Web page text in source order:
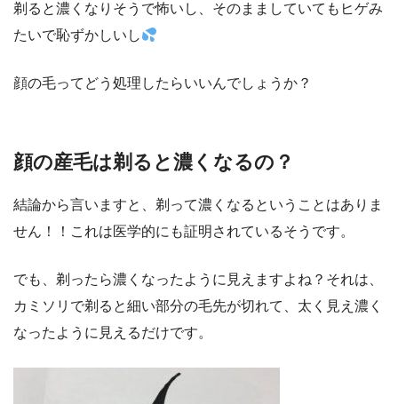
剃ると濃くなりそうで怖いし、そのまましていてもヒゲみ
たいで恥ずかしいし
顔の毛ってどう処理したらいいんでしょうか？
顔の産毛は剃ると濃くなるの？
結論から言いますと、剃って濃くなるということはありま
せん！！これは医学的にも証明されているそうです。
でも、剃ったら濃くなったように見えますよね？それは、
カミソリで剃ると細い部分の毛先が切れて、太く見え濃く
なったように見えるだけです。